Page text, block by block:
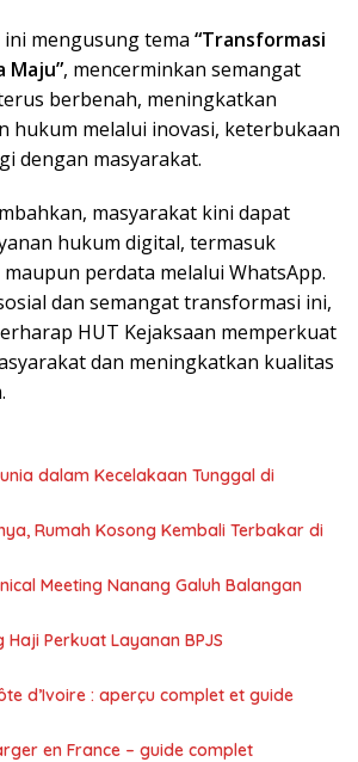
mengusung tema “Transformasi
Maju”, mencerminkan semangat
berbenah, meningkatkan
hukum melalui inovasi, keterbukaan
dengan masyarakat.
masyarakat kini dapat
hukum digital, termasuk
perdata melalui WhatsApp.
dan semangat transformasi ini,
HUT Kejaksaan memperkuat
dan meningkatkan kualitas
dalam Kecelakaan Tunggal di
Rumah Kosong Kembali Terbakar di
Meeting Nanang Galuh Balangan
Haji Perkuat Layanan BPJS
d’Ivoire : aperçu complet et guide
en France – guide complet